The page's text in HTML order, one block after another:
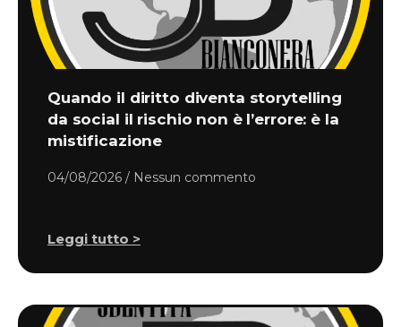
Quando il diritto diventa storytelling
da social il rischio non è l’errore: è la
mistificazione
04/08/2026 Nessun commento
Leggi tutto >